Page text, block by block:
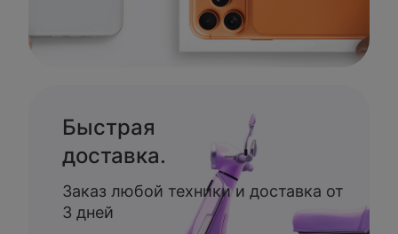
Быстрая
доставка.
Заказ любой техники и доставка от
3 дней